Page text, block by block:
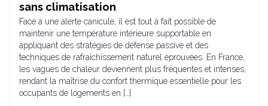
sans climatisation
Face à une alerte canicule, il est tout à fait possible de
maintenir une température intérieure supportable en
appliquant des stratégies de défense passive et des
techniques de rafraîchissement naturel éprouvées. En France,
les vagues de chaleur deviennent plus fréquentes et intenses,
rendant la maîtrise du confort thermique essentielle pour les
occupants de logements en […]